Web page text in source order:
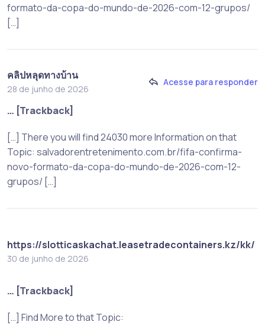
formato-da-copa-do-mundo-de-2026-com-12-grupos/
[…]
คลิปหลุดทางบ้าน
28 de junho de 2026
Acesse para responder
… [Trackback]
[…] There you will find 24030 more Information on that
Topic: salvadorentretenimento.com.br/fifa-confirma-
novo-formato-da-copa-do-mundo-de-2026-com-12-
grupos/ […]
https://slotticaskachat.leasetradecontainers.kz/kk/
30 de junho de 2026
… [Trackback]
[…] Find More to that Topic: